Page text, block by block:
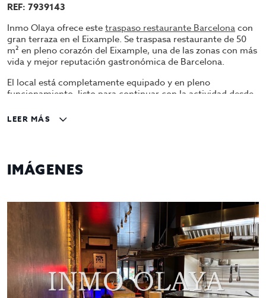
REF: 7939143
Inmo Olaya ofrece estetraspaso restaurante Barcelonacon
gran terraza en el Eixample. Se traspasa restaurante de 50
m² en pleno corazón del Eixample, una de las zonas con más
vida y mejor reputación gastronómica de Barcelona.
El local está completamente equipado y en pleno
funcionamiento, listo para continuar con la actividad desde
Dispone de una amplia terraza con varias mesas, ideal para
Características principales:
•Cocina totalmente equipada con salida de humos
Licencia activa C3
•
Local climatizado
•
Baños adaptados
•
Excelente ubicación, zona muy transitada y de alto
potencial comercial
Alquiler 1.300€
Oportunidad ideal para profesionales del sector o
LEER MÁS
IMÁGENES